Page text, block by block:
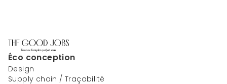
Éco conception
Design
Supply chain / Traçabilité